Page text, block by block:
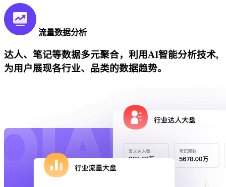
流量数据分析
达人、笔记等数据多元聚合，利用AI智能分析技术,
为用户展现各行业、品类的数据趋势。